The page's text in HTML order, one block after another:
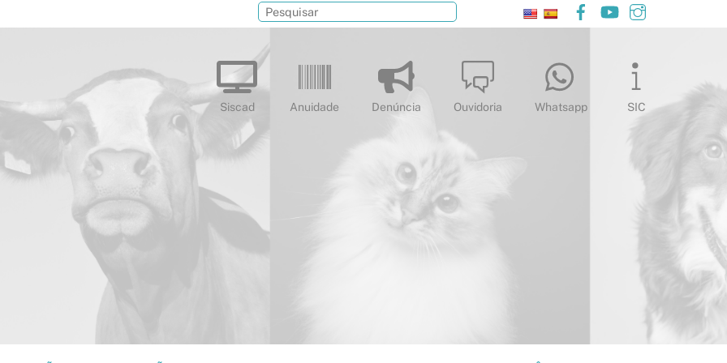
Facebook
YouTube
Siscad Anuidade Denúncia Ouvidoria Whatsapp SIC